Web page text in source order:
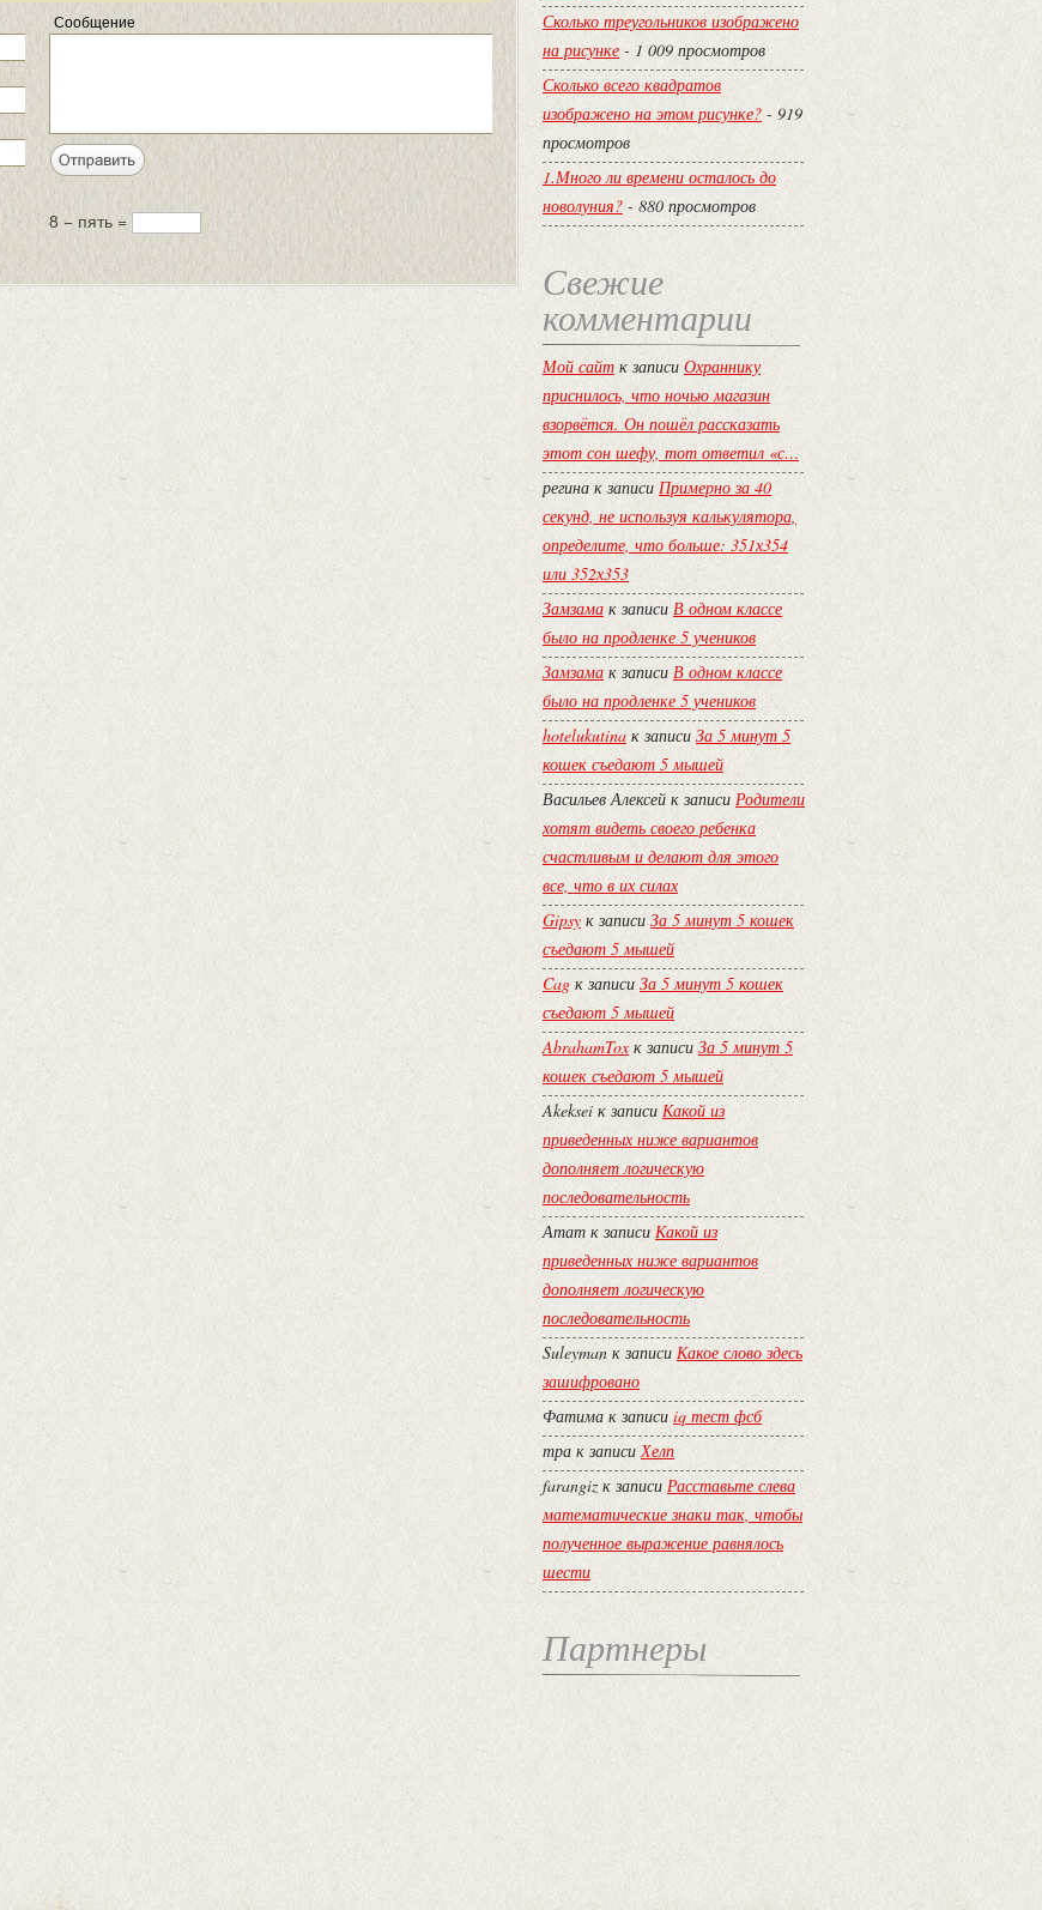
Сообщение
8 − пять =
Сколько треугольников изображено
на рисунке - 1 009 просмотров
Сколько всего квадратов
изображено на этом рисунке? - 919
просмотров
1.Много ли времени осталось до
новолуния? - 880 просмотров
Свежие
комментарии
Мой сайт к записи Охраннику
приснилось, что ночью магазин
взорвётся. Он пошёл рассказать
этот сон шефу, тот ответил «с…
регина к записи Примерно за 40
секунд, не используя калькулятора,
определите, что больше: 351х354
или 352х353
Замзама к записи В одном классе
было на продленке 5 учеников
Замзама к записи В одном классе
было на продленке 5 учеников
hotelukutina к записи За 5 минут 5
кошек съедают 5 мышей
Васильев Алексей к записи Родители
хотят видеть своего ребенка
счастливым и делают для этого
все, что в их силах
Gipsy к записи За 5 минут 5 кошек
съедают 5 мышей
Cag к записи За 5 минут 5 кошек
съедают 5 мышей
AbrahamToxк записи За 5 минут 5
кошек съедают 5 мышей
Akeksei к записи Какой из
приведенных ниже вариантов
дополняет логическую
последовательность
Атат к записи Какой из
приведенных ниже вариантов
дополняет логическую
последовательность
Suleyman к записи Какое слово здесь
зашифровано
Фатима к записи iq тест фсб
тра к записиХелп
farangiz к записи Расставьте слева
математические знаки так, чтобы
полученное выражение равнялось
шести
Партнеры